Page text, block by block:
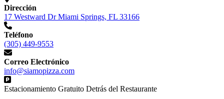
Dirección
17 Westward Dr Miami Springs, FL 33166
Teléfono
(305) 449-9553
Correo Electrónico
info@siamopizza.com
Estacionamiento Gratuito Detrás del Restaurante